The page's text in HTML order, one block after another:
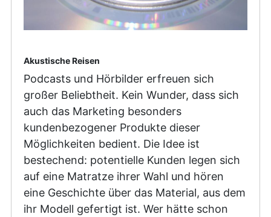
Akustische Reisen
Podcasts und Hörbilder erfreuen sich
großer Beliebtheit. Kein Wunder, dass sich
auch das Marketing besonders
kundenbezogener Produkte dieser
Möglichkeiten bedient. Die Idee ist
bestechend: potentielle Kunden legen sich
auf eine Matratze ihrer Wahl und hören
eine Geschichte über das Material, aus dem
ihr Modell gefertigt ist. Wer hätte schon